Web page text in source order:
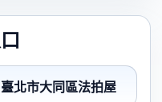
臺北市大同區法拍屋